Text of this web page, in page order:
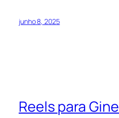
junho 8, 2025
Reels para